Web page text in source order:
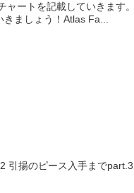
ャートを記載していきます
ましょう！Atlas Fa...
引揚のピース入手まで